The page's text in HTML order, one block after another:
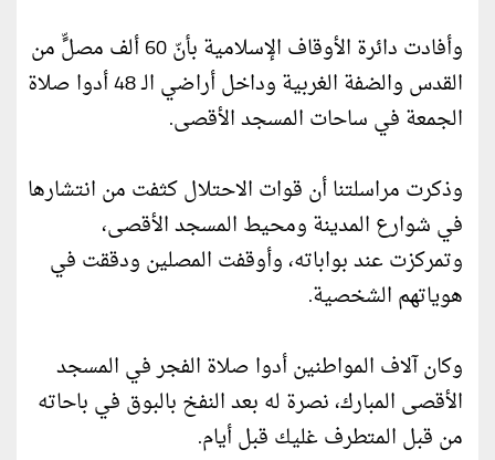
وأفادت دائرة الأوقاف الإسلامية بأنّ 60 ألف مصلٍّ من
القدس والضفة الغربية وداخل أراضي الـ 48 أدوا صلاة
الجمعة في ساحات المسجد الأقصى.
وذكرت مراسلتنا أن قوات الاحتلال كثفت من انتشارها
في شوارع المدينة ومحيط المسجد الأقصى،
وتمركزت عند بواباته، وأوقفت المصلين ودققت في
هوياتهم الشخصية.
وكان آلاف المواطنين أدوا صلاة الفجر في المسجد
الأقصى المبارك، نصرة له بعد النفخ بالبوق في باحاته
من قبل المتطرف غليك قبل أيام.